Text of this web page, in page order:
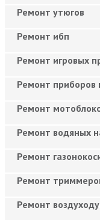
Ремонт утюгов
Ремонт ибп
Ремонт игровых
Ремонт приборов
Ремонт
Ремонт водяных
Ремонт
Ремонт
Ремонт